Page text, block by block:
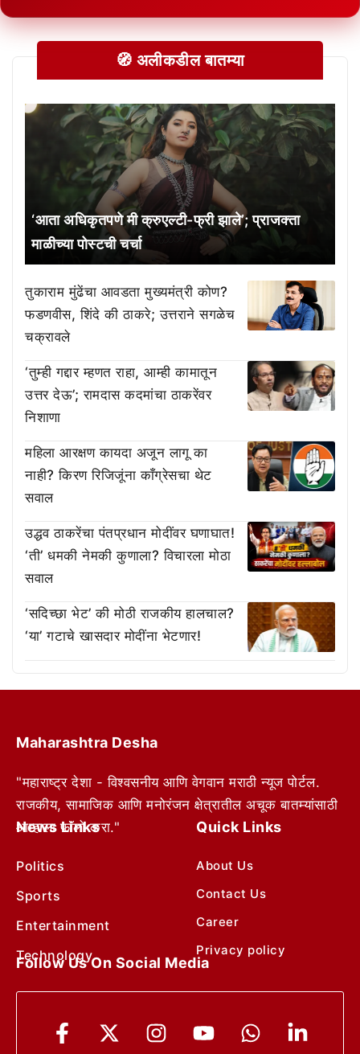
🧭 अलीकडील बातम्या
‘आता अधिकृतपणे मी क्रुएल्टी-फ्री झाले’; प्राजक्ता
माळीच्या पोस्टची चर्चा
तुकाराम मुंढेंचा आवडता मुख्यमंत्री कोण?
फडणवीस, शिंदे की ठाकरे; उत्तराने सगळेच
चक्रावले
‘तुम्ही गद्दार म्हणत राहा, आम्ही कामातून
उत्तर देऊ’; रामदास कदमांचा ठाकरेंवर
निशाणा
महिला आरक्षण कायदा अजून लागू का
नाही? किरण रिजिजूंना काँग्रेसचा थेट
सवाल
उद्धव ठाकरेंचा पंतप्रधान मोदींवर घणाघात!
‘ती’ धमकी नेमकी कुणाला? विचारला मोठा
सवाल
‘सदिच्छा भेट’ की मोठी राजकीय हालचाल?
‘या’ गटाचे खासदार मोदींना भेटणार!
Maharashtra Desha
"महाराष्ट्र देशा - विश्वसनीय आणि वेगवान मराठी न्यूज पोर्टल.
राजकीय, सामाजिक आणि मनोरंजन क्षेत्रातील अचूक बातम्यांसाठी
आम्हाला फॉलो करा."
News Links
Politics
Sports
Entertainment
Technology
Quick Links
About Us
Contact Us
Career
Privacy policy
Follow Us On Social Media